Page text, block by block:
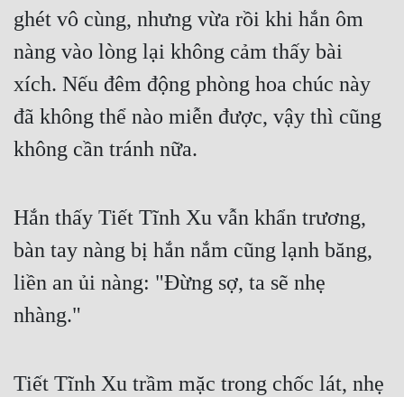
ghét vô cùng, nhưng vừa rồi khi hắn ôm
nàng vào lòng lại không cảm thấy bài
xích. Nếu đêm động phòng hoa chúc này
đã không thể nào miễn được, vậy thì cũng
không cần tránh nữa.
Hắn thấy Tiết Tĩnh Xu vẫn khẩn trương,
bàn tay nàng bị hắn nắm cũng lạnh băng,
liền an ủi nàng: "Đừng sợ, ta sẽ nhẹ
nhàng."
Tiết Tĩnh Xu trầm mặc trong chốc lát, nhẹ